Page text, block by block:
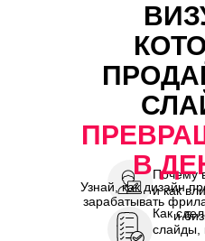
Почему
и как
Как
слайды,
В
Узнай, как дизайн
зарабатывать
и